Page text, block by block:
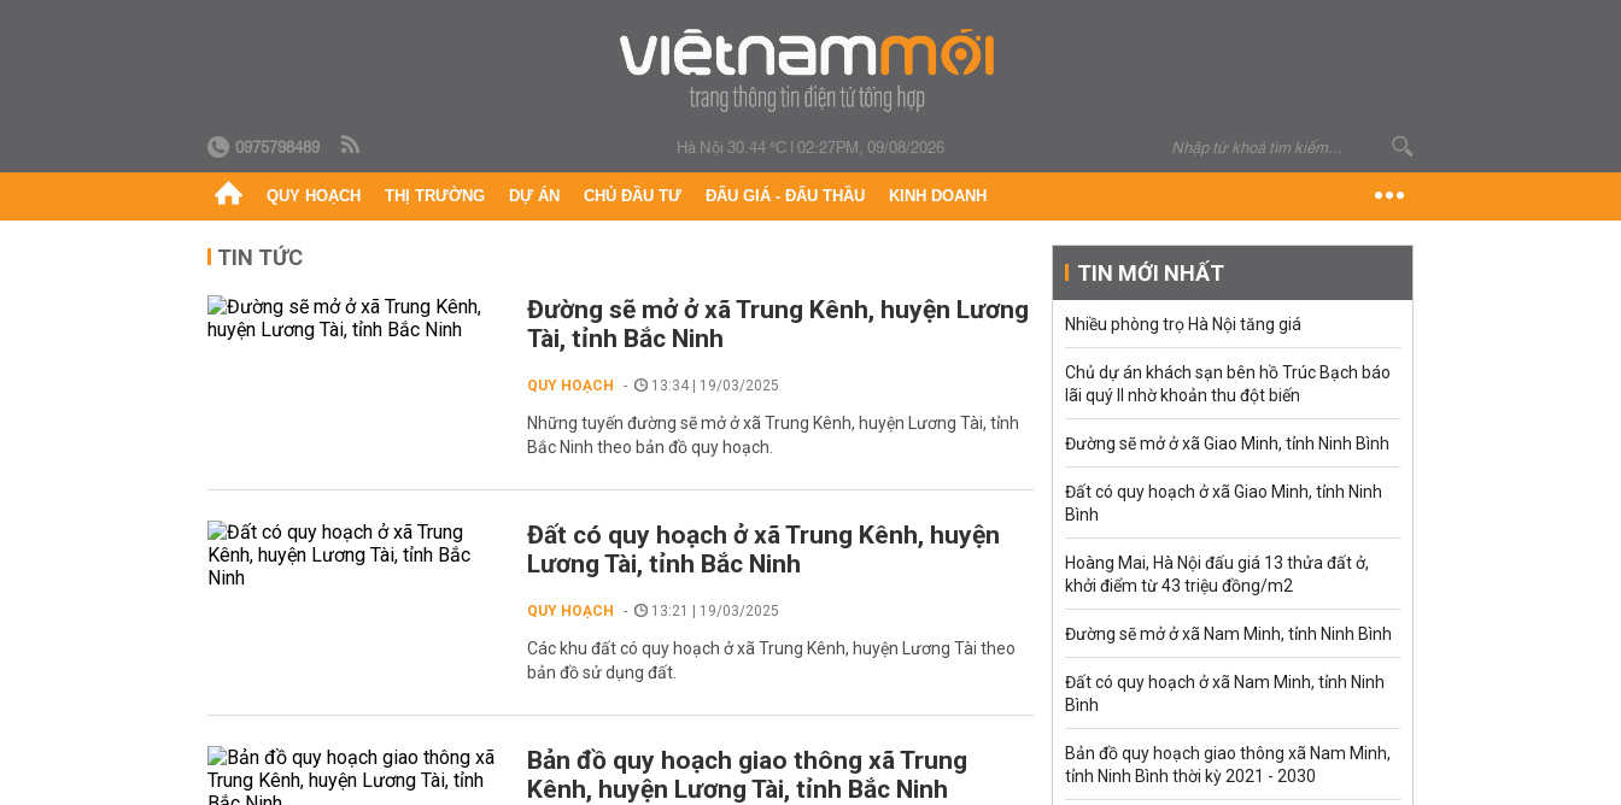
0975798489 Hà Nội 30.44 °C|02:27PM, 09/08/2026
QUY HOẠCH THỊ TRƯỜNG DỰ ÁN CHỦ ĐẦU TƯ ĐẤU GIÁ - ĐẤU THẦU KINH DOANH
TIN TỨC
Đường sẽ mở ở xã Trung Kênh, huyện Lương
Tài, tỉnh Bắc Ninh
QUY HOẠCH 13:34 | 19/03/2025
Những tuyến đường sẽ mở ở xã Trung Kênh, huyện Lương Tài, tỉnh
Bắc Ninh theo bản đồ quy hoạch.
Đất có quy hoạch ở xã Trung Kênh, huyện
Lương Tài, tỉnh Bắc Ninh
QUY HOẠCH 13:21 | 19/03/2025
Các khu đất có quy hoạch ở xã Trung Kênh, huyện Lương Tài theo
bản đồ sử dụng đất.
Bản đồ quy hoạch giao thông xã Trung
Kênh, huyện Lương Tài, tỉnh Bắc Ninh
TIN MỚI NHẤT
Nhiều phòng trọ Hà Nội tăng giá
Chủ dự án khách sạn bên hồ Trúc Bạch báo
lãi quý II nhờ khoản thu đột biến
Đường sẽ mở ở xã Giao Minh, tỉnh Ninh Bình
Đất có quy hoạch ở xã Giao Minh, tỉnh Ninh
Bình
Hoàng Mai, Hà Nội đấu giá 13 thửa đất ở,
khởi điểm từ 43 triệu đồng/m2
Đường sẽ mở ở xã Nam Minh, tỉnh Ninh Bình
Đất có quy hoạch ở xã Nam Minh, tỉnh Ninh
Bình
Bản đồ quy hoạch giao thông xã Nam Minh,
tỉnh Ninh Bình thời kỳ 2021 - 2030